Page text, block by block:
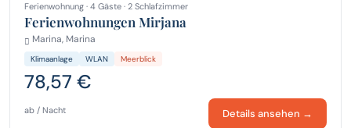
Ferienwohnung · 4 Gäste · 2 Schlafzimmer
Ferienwohnungen Mirjana
Marina, Marina
Klimaanlage WLAN Meerblick
78,57 €
ab / Nacht Details ansehen →